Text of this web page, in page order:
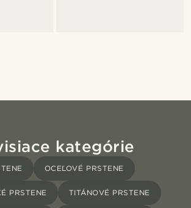
kategórie
OCEĽOVÉ PRSTENE
PRSTENE TITÁNOVÉ PRSTENE